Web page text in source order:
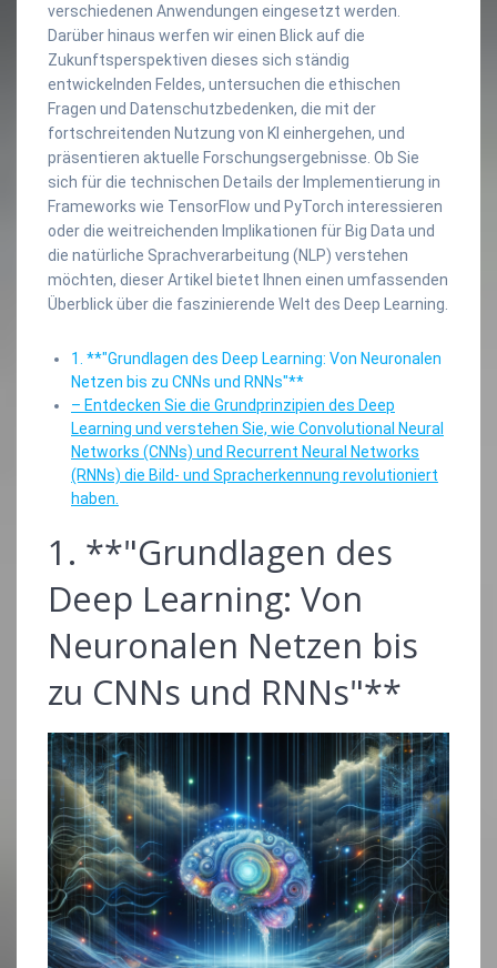
verschiedenen Anwendungen eingesetzt werden.
Darüber hinaus werfen wir einen Blick auf die
Zukunftsperspektiven dieses sich ständig
entwickelnden Feldes, untersuchen die ethischen
Fragen und Datenschutzbedenken, die mit der
fortschreitenden Nutzung von KI einhergehen, und
präsentieren aktuelle Forschungsergebnisse. Ob Sie
sich für die technischen Details der Implementierung in
Frameworks wie TensorFlow und PyTorch interessieren
oder die weitreichenden Implikationen für Big Data und
die natürliche Sprachverarbeitung (NLP) verstehen
möchten, dieser Artikel bietet Ihnen einen umfassenden
Überblick über die faszinierende Welt des Deep Learning.
1. **"Grundlagen des Deep Learning: Von Neuronalen
Netzen bis zu CNNs und RNNs"**
– Entdecken Sie die Grundprinzipien des Deep
Learning und verstehen Sie, wie Convolutional Neural
Networks (CNNs) und Recurrent Neural Networks
(RNNs) die Bild- und Spracherkennung revolutioniert
haben.
1. **"Grundlagen des
Deep Learning: Von
Neuronalen Netzen bis
zu CNNs und RNNs"**